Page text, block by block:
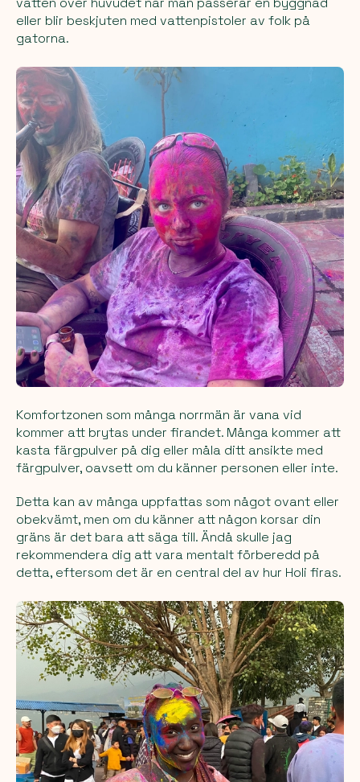
eller blir beskjuten med vattenpistoler av folk på
gatorna.
Komfortzonen som många norrmän är vana vid
kommer att brytas under firandet. Många kommer att
kasta färgpulver på dig eller måla ditt ansikte med
färgpulver, oavsett om du känner personen eller inte.
Detta kan av många uppfattas som något ovant eller
obekvämt, men om du känner att någon korsar din
gräns är det bara att säga till. Ändå skulle jag
rekommendera dig att vara mentalt förberedd på
detta, eftersom det är en central del av hur Holi firas.